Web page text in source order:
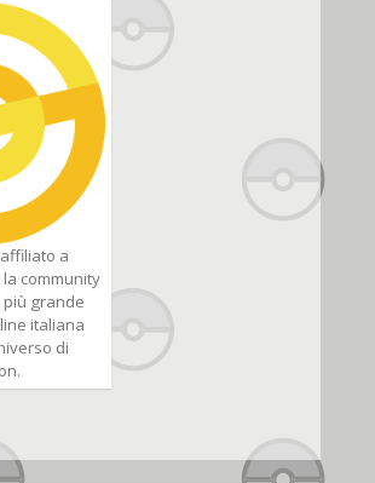
a
community
più grande
italiana
di